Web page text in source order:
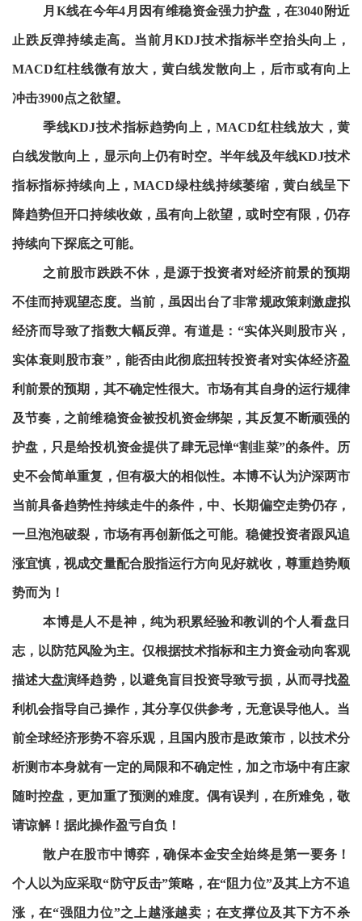
月K线在今年4月因有维稳资金强力护盘，在3040附近
止跌反弹持续走高。当前月KDJ技术指标半空抬头向上，
MACD红柱线微有放大，黄白线发散向上，后市或有向上
冲击3900点之欲望。
季线KDJ技术指标趋势向上，MACD红柱线放大，黄
白线发散向上，显示向上仍有时空。半年线及年线KDJ技术
指标指标持续向上，MACD绿柱线持续萎缩，黄白线呈下
降趋势但开口持续收敛，虽有向上欲望，或时空有限，仍存
持续向下探底之可能。
之前股市跌跌不休，是源于投资者对经济前景的预期
不佳而持观望态度。当前，虽因出台了非常规政策刺激虚拟
经济而导致了指数大幅反弹。有道是：“实体兴则股市兴，
实体衰则股市衰”，能否由此彻底扭转投资者对实体经济盈
利前景的预期，其不确定性很大。市场有其自身的运行规律
及节奏，之前维稳资金被投机资金绑架，其反复不断顽强的
护盘，只是给投机资金提供了肆无忌惮“割韭菜”的条件。历
史不会简单重复，但有极大的相似性。本博不认为沪深两市
当前具备趋势性持续走牛的条件，中、长期偏空走势仍存，
一旦泡泡破裂，市场有再创新低之可能。稳健投资者跟风追
涨宜慎，视成交量配合股指运行方向见好就收，尊重趋势顺
势而为！
本博是人不是神，纯为积累经验和教训的个人看盘日
志，以防范风险为主。仅根据技术指标和主力资金动向客观
描述大盘演绎趋势，以避免盲目投资导致亏损，从而寻找盈
利机会指导自己操作，其分享仅供参考，无意误导他人。当
前全球经济形势不容乐观，且国内股市是政策市，以技术分
析测市本身就有一定的局限和不确定性，加之市场中有庄家
随时控盘，更加重了预测的难度。偶有误判，在所难免，敬
请谅解！据此操作盈亏自负！
散户在股市中博弈，确保本金安全始终是第一要务！
个人以为应采取“防守反击”策略，在“阻力位”及其上方不追
涨，在“强阻力位”之上越涨越卖；在支撑位及其下方不杀